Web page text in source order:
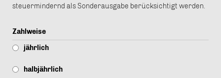
steuermindernd als Sonderausgabe berücksichtigt werden.
Zahlweise
jährlich
halbjährlich